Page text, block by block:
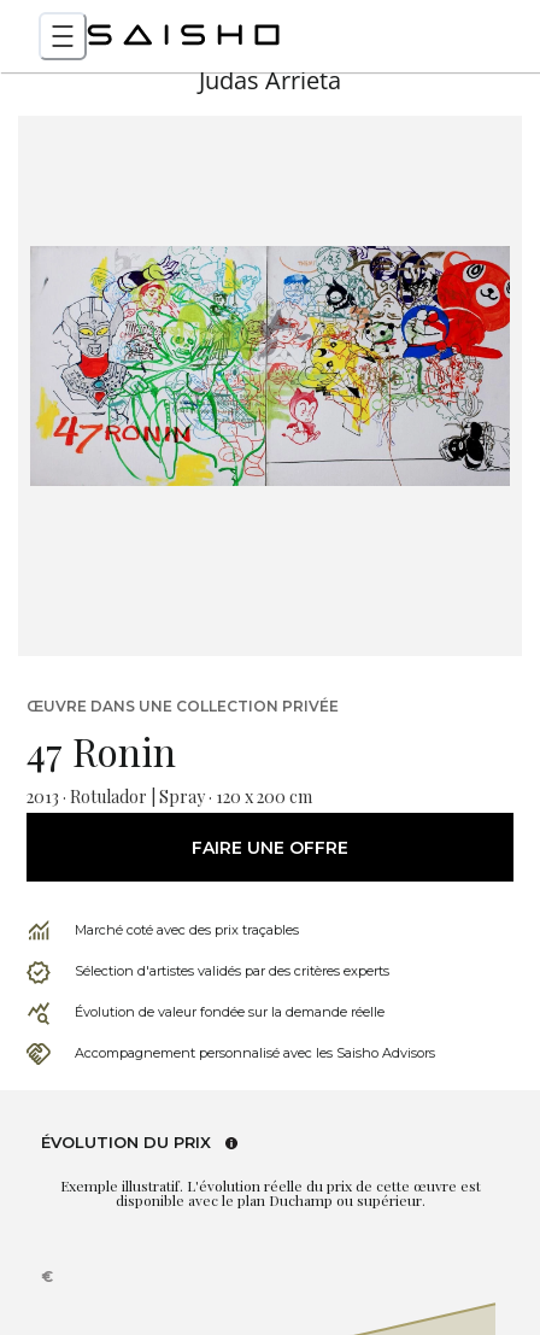
Judas Arrieta
ŒUVRE DANS UNE COLLECTION PRIVÉE
47 Ronin
2013 · Rotulador | Spray · 120 x 200 cm
FAIRE UNE OFFRE
Marché coté avec des prix traçables
Sélection d'artistes validés par des critères experts
Évolution de valeur fondée sur la demande réelle
Accompagnement personnalisé avec les Saisho Advisors
ÉVOLUTION DU PRIX
Exemple illustratif. L'évolution réelle du prix de cette œuvre est
disponible avec le plan Duchamp ou supérieur.